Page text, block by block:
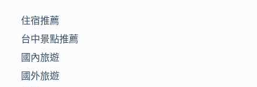
住宿推薦
台中景點推薦
國內旅遊
國外旅遊